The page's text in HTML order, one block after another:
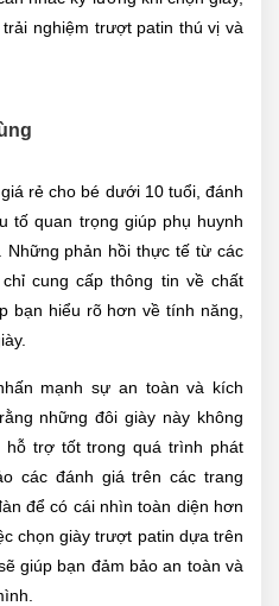
nghiệm trượt patin thú vị và
rẻ cho bé dưới 10 tuổi, đánh
tố quan trọng giúp phụ huynh
phản hồi thực tế từ các
cung cấp thông tin về chất
bạn hiểu rõ hơn về tính năng,
mạnh sự an toàn và kích
những đôi giày này không
trợ tốt trong quá trình phát
các đánh giá trên các trang
để có cái nhìn toàn diện hơn
chọn giày trượt patin dựa trên
giúp bạn đảm bảo an toàn và